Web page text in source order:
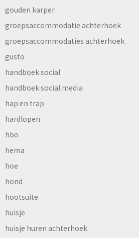
gouden karper
groepsaccommodatie achterhoek
groepsaccommodaties achterhoek
gusto
handboek social
handboek social media
hap en trap
hardlopen
hbo
hema
hoe
hond
hootsuite
huisje
huisje huren achterhoek